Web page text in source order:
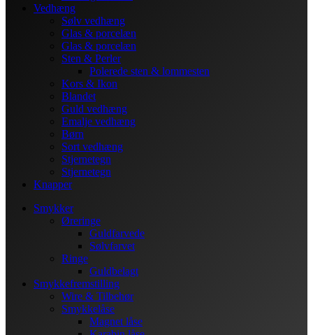
Vedhæng
Sølv vedhæng
Glas & porcelæn
Glas & porcelæn
Sten & Perler
Polerede sten & lommesten
Kors & Ikon
Blandet
Guld vedhæng
Emalje vedhæng
Børn
Sort vedhæng
Stjernetegn
Stjernetegn
Knapper
Smykker
Øreringe
Guldfarvede
Sølvfarvet
Ringe
Guldbelagt
Smykkefremstilling
Wire & Tilbehør
Smykkelåse
Magnet låse